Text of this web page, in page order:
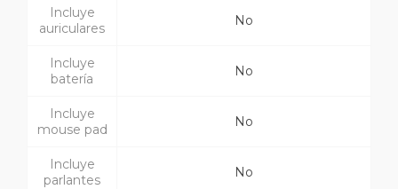
Incluye
auriculares
No
Incluye
batería
No
Incluye
mouse pad
No
Incluye
parlantes
No